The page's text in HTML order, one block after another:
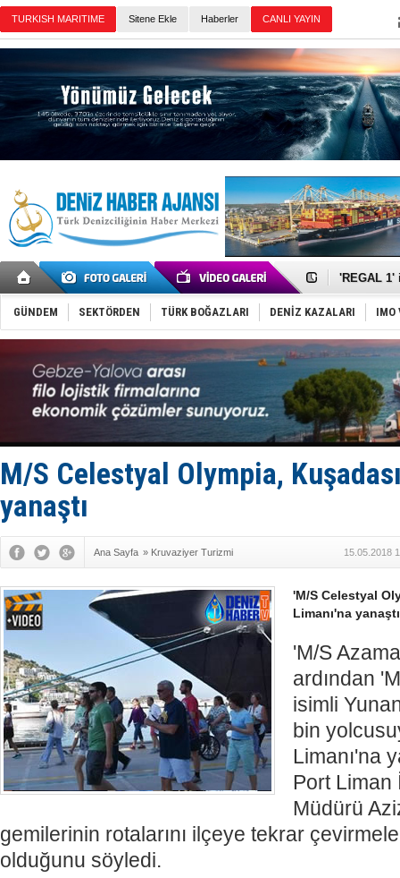
TURKISH MARITIME Sitene Ekle Haberler CANLI YAYIN
Gemi
Makine
'REGAL 1'
Gemide 5
Yakıt
Rus
Tatil
Rusya,
Enejota
Denizcilik
‘14.
GÜNDEM SEKTÖRDEN TÜRK BOĞAZLARI DENİZ KAZALARI IMO
M/S Celestyal Olympia,
yanaştı
Ana Sayfa » Kruvaziyer Turizmi 15.05.2018
'M/S Celestyal
Limanı'na
'M/S
ardından
isimli
bin
Limanı'na
Port Liman
Müdürü
gemilerinin rotalarını ilçeye tekrar
olduğunu söyledi.